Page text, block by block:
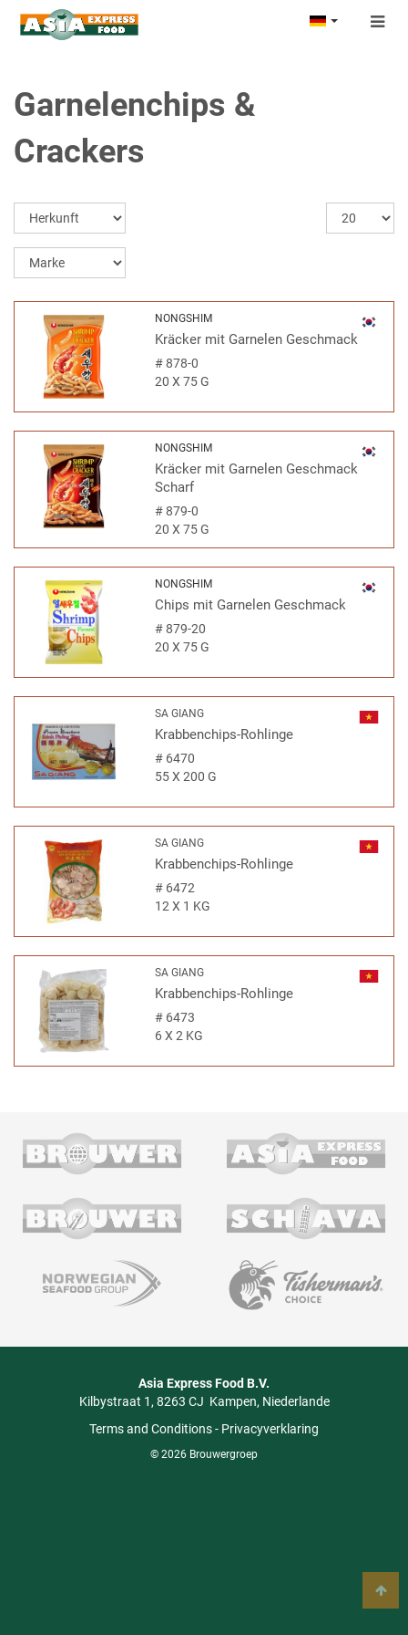
Garnelenchips &
Crackers
NONGSHIM
Kräcker mit Garnelen Geschmack
#878-0
20 X 75 G
NONGSHIM
Kräcker mit Garnelen Geschmack
Scharf
#879-0
20 X 75 G
NONGSHIM
Chips mit Garnelen Geschmack
#879-20
20 X 75 G
SA GIANG
Krabbenchips-Rohlinge
#6470
55 X 200 G
SA GIANG
Krabbenchips-Rohlinge
#6472
12 X 1 KG
SA GIANG
Krabbenchips-Rohlinge
#6473
6 X 2 KG
Asia Express Food B.V.
Kilbystraat 1 8263 CJ Kampen Niederlande
Terms and Conditions- Privacyverklaring
© 2026 Brouwergroep